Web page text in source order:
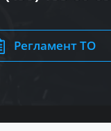
Регламент ТО